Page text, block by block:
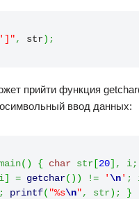
']" , str ) ;
прийти функция
ввод данных:
( ) { char str 20 , i;
i = getchar( ) ) != ' \n ' ;
; printf( "%s\n" , str ) ; }